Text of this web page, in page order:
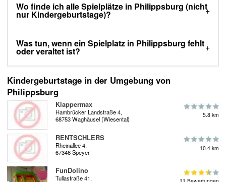
Wo finde ich alle Spielplätze in Philippsburg (nicht
nur Kindergeburtstage)?
Was tun, wenn ein Spielplatz in Philippsburg fehlt
oder veraltet ist?
Kindergeburtstage in der Umgebung von
Philippsburg
Klappermax
Hambrücker Landstraße 4,
68753 Waghäusel (Wiesental)
5.8 km
RENTSCHLERS
Rheinallee 4,
67346 Speyer
10.4 km
FunDolino
Tullastraße 41,